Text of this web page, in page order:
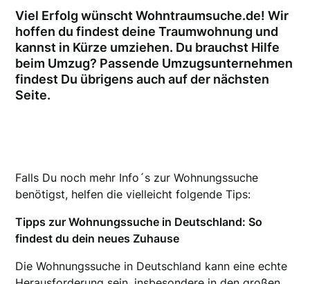
Viel Erfolg wünscht Wohntraumsuche.de! Wir
hoffen du findest deine Traumwohnung und
kannst in Kürze umziehen. Du brauchst Hilfe
beim Umzug? Passende Umzugsunternehmen
findest Du übrigens auch auf der nächsten
Seite.
Falls Du noch mehr Info´s zur Wohnungssuche
benötigst, helfen die vielleicht folgende Tips:
Tipps zur Wohnungssuche in Deutschland: So
findest du dein neues Zuhause
Die Wohnungssuche in Deutschland kann eine echte